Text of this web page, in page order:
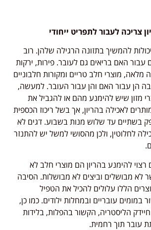
צריכה לעבור לתפריט ייחודי
להמשיך בתזונה הרגילה שלהן. רוב
עבור האם בריאים גם לעובר. פירות, ירקות
מוצרי חלב טריים ומקורות חלבוניים
הן עבור האם והן עבור העובר. למעשה,
מזון שיש להימנע מהם או להגביל את
לאכילה בהריון, אך בשל ריכוז הכספית
בשתיים עד שלוש מנות בשבוע. דגים לא
לחלוטין, ולכן מהסושי למשל יש להתנזר
רצוי להימנע בהריון הם מוצרי חלב לא
לא מבושלים וביצים לא מבושלות. הסיבה
הללו עלולים להכיל את הטפיל
עובריים ובמחלות ילודים. כמו כן,
הליסטריה, הקשור בהפלות, בלידות
עובר תוך רחמית.